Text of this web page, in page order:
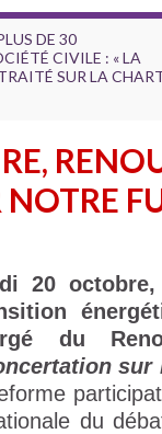
DE 30
CIVILE : « LA
SUR LA
NOTRE
20
du
sur
du